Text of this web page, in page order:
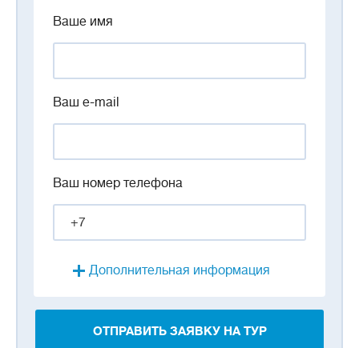
Ваше имя
Ваш e-mail
Ваш номер телефона
Дополнительная информация
ОТПРАВИТЬ ЗАЯВКУ НА ТУР